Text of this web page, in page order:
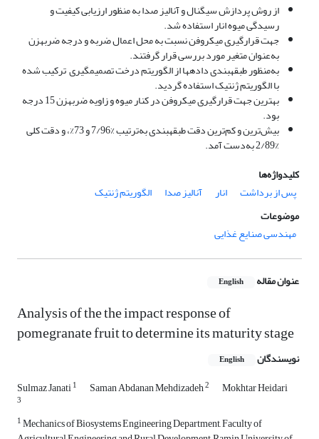
از روش پردازش سیگنال و آنالیز صدا به منظور ارزیابی کیفیت­ و
رسیدگی میوه انار استفاده شد.
جهت قرارگیری میکروفن نسبت به محل اعمال ضربه و درجه ضربه­زن
به‌عنوان متغیر مورد بررسی قرار گرفتند.
به‌منظور طبقه­بندی داده­ها از الگوریتم درخت تصمیم­گیری ترکیب شده
با الگوریتم ژنتیک استفاده گردید.
بهترین جهت قرارگیری میکروفن در کنار میوه و زاویه ضربه­زن 15 درجه
بود.
بیش‌ترین و کم‌ترین دقت طبقه­بندی به‌ترتیب %7/96 و 73%، و دقت کلی
%2/89 به‌دست آمد.
کلیدواژه‌ها
پس از برداشت
انار آنالیز صدا
الگوریتم ژنتیک
موضوعات
مهندسی صنایع غذایی
عنوان مقاله English
Analysis of the the impact response of
pomegranate fruit to determine its maturity stage
نویسندگان English
Sulmaz Janati1 Saman Abdanan Mehdizadeh2 Mokhtar Heidari
3
1Mechanics of Biosystems Engineering Department, Faculty of